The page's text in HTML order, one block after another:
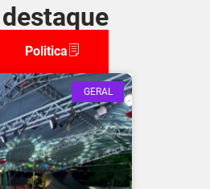
Politica
GERAL